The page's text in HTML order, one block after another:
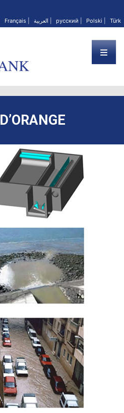
Français العربية русский Polski Türk